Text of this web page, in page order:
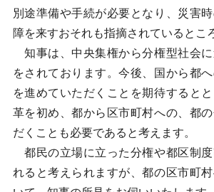
別途準備や手続が必要となり、災害
障を来すおそれも指摘されているとこ
知事は、中央集権から分権型社会
をされております。今後、国から都
を進めていただくことを期待すると
革を初め、都から区市町村への、都
だくことも必要であると考えます。
都民の立場に立った分権や都区制度
れると考えられますが、都の区市町